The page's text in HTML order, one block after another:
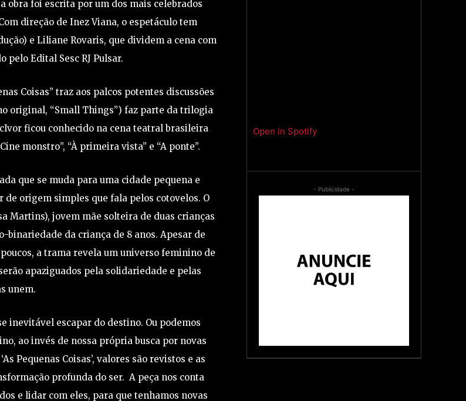
obra foi escrita por um dos mais celebrados
direção de Inez Viana, o espetáculo tem
e Liliane Rovaris, que dividem a cena com
Edital Sesc RJ Pulsar.
Coisas” traz aos palcos potentes discussões
original, “Small Things”) faz parte da trilogia
ficou conhecido na cena teatral brasileira
monstro”, “À primeira vista” e “A ponte”.
que se muda para uma cidade pequena e
origem simples que fala pelos cotovelos. O
Martins), jovem mãe solteira de duas crianças
da criança de 8 anos. Apesar de
a trama revela um universo feminino de
apaziguados pela solidariedade e pelas
unem.
inevitável escapar do destino. Ou podemos
ao invés de nossa própria busca por novas
Pequenas Coisas’, valores são revistos e as
profunda do ser. A peça nos conta
e lidar com eles, para que tenhamos novas
Open in Spotify
- Publicidade -